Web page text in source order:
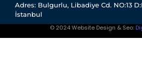
Adres: Bulgurlu, Libadiye Cd. NO:13
İstanbul
© 2024 Website Design & Seo: